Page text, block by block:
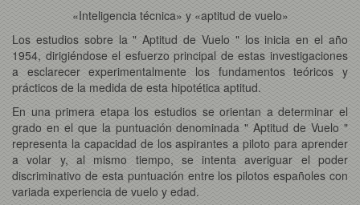
«Inteligencia técnica» y «aptitud de vuelo»
Los estudios sobre la " Aptitud de Vuelo " los inicia en el año
1954, dirigiéndose el esfuerzo principal de estas investigaciones
a esclarecer experimentalmente los fundamentos teóricos y
prácticos de la medida de esta hipotética aptitud.
En una primera etapa los estudios se orientan a determinar el
grado en el que la puntuación denominada " Aptitud de Vuelo "
representa la capacidad de los aspirantes a piloto para aprender
a volar y, al mismo tiempo, se intenta averiguar el poder
discriminativo de esta puntuación entre los pilotos españoles con
variada experiencia de vuelo y edad.